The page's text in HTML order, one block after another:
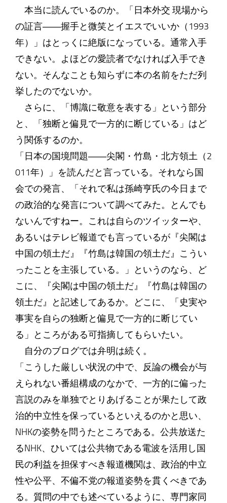
本当に読んでいるのか。「日本外交 現場から
の証言――握手と微笑とイエスでいいか（1993
年）」はとっくに絶版になっている。通常入手
できない。よほどの愛読者でなければ入手でき
ない。そんなことも知らずに本の名前をただ列
挙したのでないか。
さらに、「博識に敬意を表する」という部分
と、「独断と偏見で一方的に断じている」はど
う関係するのか。
「日本の国境問題――尖閣・竹島・北方領土（2
011年）」を読んだと言っている。それなら国
会での発言、「それで私は孫崎亨氏の今日まで
の政治的な発言について調べてみた。とんでも
ないんですねー。これは自らのツイッターや、
あるいはテレビ報道でも言っているが『尖閣は
中国の領土だ』『竹島は韓国の領土だ』こうい
ったことを主張している。」というのなら、ど
こに、『尖閣は中国の領土だ』『竹島は韓国の
領土だ』と記述してあるか。どこに、「史実や
事実を自らの独断と偏見で一方的に断じてい
る」ところがある可指摘してもらいたい。
自分のブログでは弁明は続く。
「こうした厳しい状況の中で、反論の機会が与
えられない番組構成のなかで、一方的に偏った
言説のみを単独でとりあげることが果たして政
治的中立性を保っているといえるのかと思い、
NHKの姿勢を問うたところである。公共放送た
るNHK、ひいては公共物である電波を活用し国
民の利益を担保すべき報道機関は、政治的中立
性や公平、不偏不党の報道姿勢を貫くべきであ
る。質問の中でも述べているように、専門家同